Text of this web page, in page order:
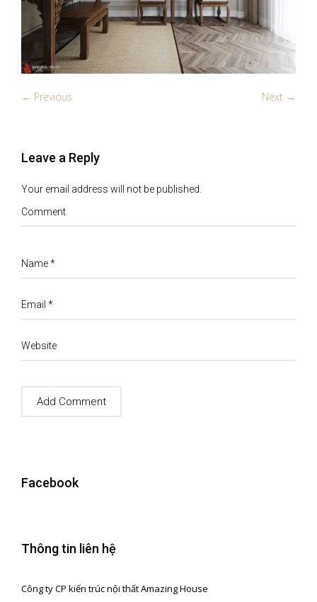
← Previous Next →
Leave a Reply
Your email address will not be published.
Comment
Name*
Email *
Website
Facebook
Thông tin liên hệ
Công ty CP kiến trúc nội thất Amazing House